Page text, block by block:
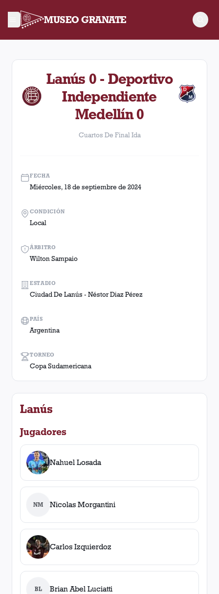
MUSEO GRANATE
Cuartos De Final Ida. Partido entre Lanús y Deportivo
Lanús 0 - Deportivo
Independiente
Medellín 0
Cuartos De Final Ida
FECHA
Miércoles, 18 de septiembre de 2024
ÁRBITRO
Wilton Sampaio
TORNEO
Copa Sudamericana
CONDICIÓN
Local
ESTADIO
Ciudad De Lanús - Néstor Diaz Pérez
PAÍS
Argentina
Lanús
Jugadores
Nahuel Losada
NM Nicolas Morgantini
Carlos Izquierdoz
BL Brian Abel Luciatti